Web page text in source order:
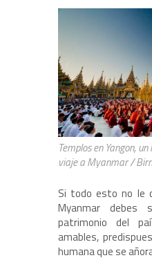
Templos en Yangon,
viaje a Myanmar /
Si todo esto no le
Myanmar debes
patrimonio del
amables,
humana que se